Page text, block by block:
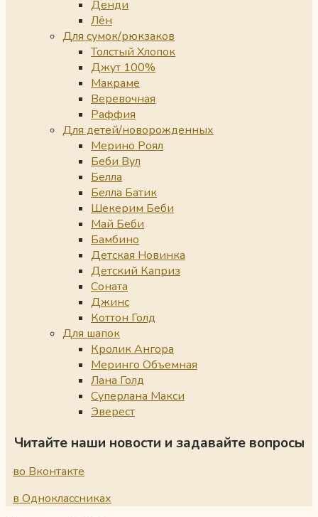
Денди
Лён
Для сумок/рюкзаков
Толстый Хлопок
Джут 100%
Макраме
Веревочная
Раффия
Для детей/новорожденных
Мерино Роял
Беби Вул
Белла
Белла Батик
Шекерим Беби
Май Беби
Бамбино
Детская Новинка
Детский Каприз
Соната
Джинс
Коттон Голд
Для шапок
Кролик Ангора
Меринго Объемная
Лана Голд
Суперлана Макси
Эверест
Читайте наши новости и задавайте вопросы
во Вконтакте
в Одноклассниках